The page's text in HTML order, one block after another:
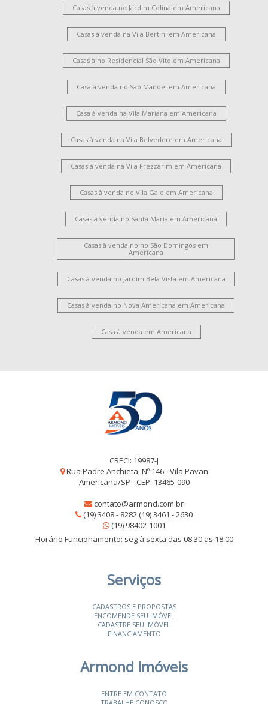
Casas à venda no Jardim Colina em Americana
Casas à venda na Vila Bertini em Americana
Casas à no Residencial São Vito em Americana
Casa à venda no São Manoel em Americana
Casa à venda na Vila Mariana em Americana
Casas à venda na Vila Belvedere em Americana
Casas à venda na Vila Frezzarim em Americana
Casas à venda no Vila Galo em Americana
Casas à venda no Santa Maria em Americana
Casas à venda no no São Domingos em
Americana
Casas à venda no Jardim Bela Vista em Americana
Casas à venda no Nova Americana em Americana
Casa à venda em Americana
CRECI: 19987-J
Rua Padre Anchieta, Nº 146 - Vila Pavan
Americana/SP - CEP: 13465-090
contato@armond.com.br
(19) 3408 - 8282 (19) 3461 - 2630
(19) 98402-1001
Horário Funcionamento: seg à sexta das 08:30 as 18:00
Serviços
CADASTROS E PROPOSTAS
ENCOMENDE SEU IMÓVEL
CADASTRE SEU IMÓVEL
FINANCIAMENTO
Armond Imóveis
ENTRE EM CONTATO